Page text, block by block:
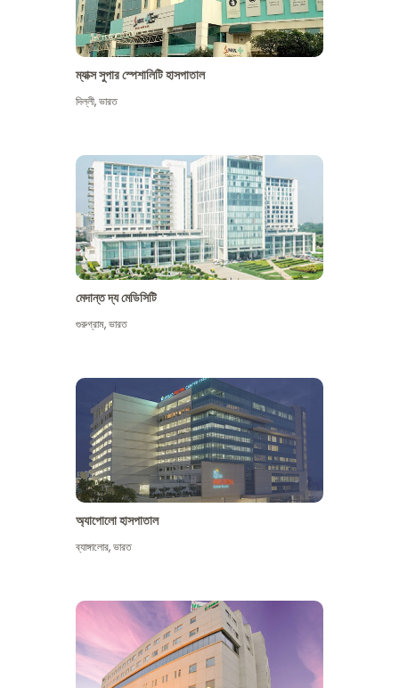
ম্যাক্স সুপার স্পেশালিটি হাসপাতাল
দিল্লী,ভারত
মেদান্ত দ্য মেডিসিটি
গুরুগ্রাম,ভারত
অ্যাপোলো হাসপাতাল
ব্যাঙ্গালোর,ভারত